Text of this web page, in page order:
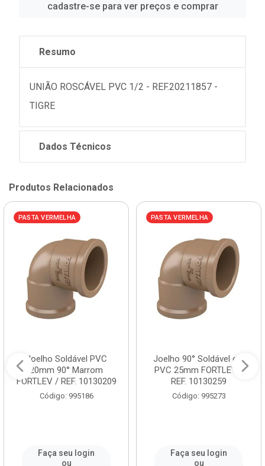
cadastre-se para ver preços e comprar
Resumo
UNIÃO ROSCÁVEL PVC 1/2 - REF.20211857 -
TIGRE
Dados Técnicos
Produtos Relacionados
PASTA VERMELHA
Joelho Soldável PVC
20mm 90° Marrom
FORTLEV / REF. 10130209
Código: 995186
Faça seu login
ou
PASTA VERMELHA
Joelho 90° Soldável em
PVC 25mm FORTLEV /
REF. 10130259
Código: 995273
Faça seu login
ou